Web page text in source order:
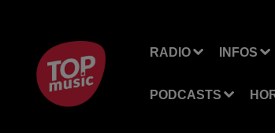
RADIO INFOS
PODCASTS